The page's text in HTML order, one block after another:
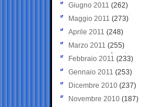
Giugno 2011 (262)
Maggio 2011 (273)
Aprile 2011 (248)
Marzo 2011 (255)
Febbraio 2011 (233)
Gennaio 2011 (253)
Dicembre 2010 (237)
Novembre 2010 (187)